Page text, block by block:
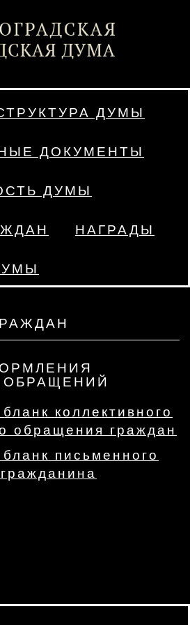
ДУМЫ
ДОКУМЕНТЫ
ДУМЫ
НАГРАДЫ
коллективного
обращения граждан
письменного